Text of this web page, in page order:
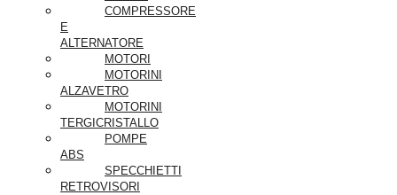
COMPRESSORE
E
ALTERNATORE
MOTORI
MOTORINI
ALZAVETRO
MOTORINI
TERGICRISTALLO
POMPE
ABS
SPECCHIETTI
RETROVISORI